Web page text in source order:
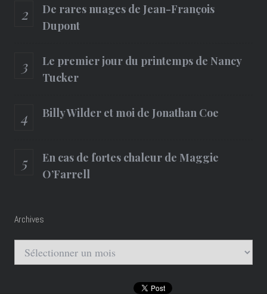
De rares nuages de Jean-François
Dupont
Le premier jour du printemps de Nancy
Tucker
Billy Wilder et moi de Jonathan Coe
En cas de fortes chaleur de Maggie
O’Farrell
Archives
Archives